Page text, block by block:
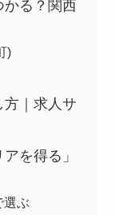
かる？関西
)
方｜求人サ
を得る」
選ぶ